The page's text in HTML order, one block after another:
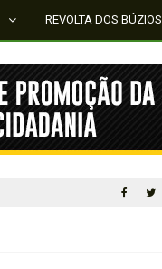
REVOLTA DOS BÚZIOS